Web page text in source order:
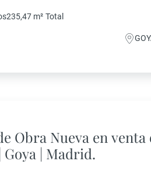
235,47 m² Total
Obra Nueva en venta
Goya | Madrid.